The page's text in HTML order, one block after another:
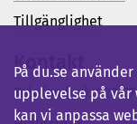
Tillgänglighet
Kontakt
Telefon (vx): 023-
På du.se
upplevelse på vår
kan vi anpassa